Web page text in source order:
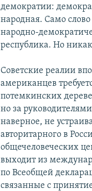
демократии:
народная. Само
народно-
республика. Но
Советские реалии
американцев
потемкинских
но за
наверное, не
авторитарного в
общечеловеческих
выходит из
по Всеобщей
связанные с